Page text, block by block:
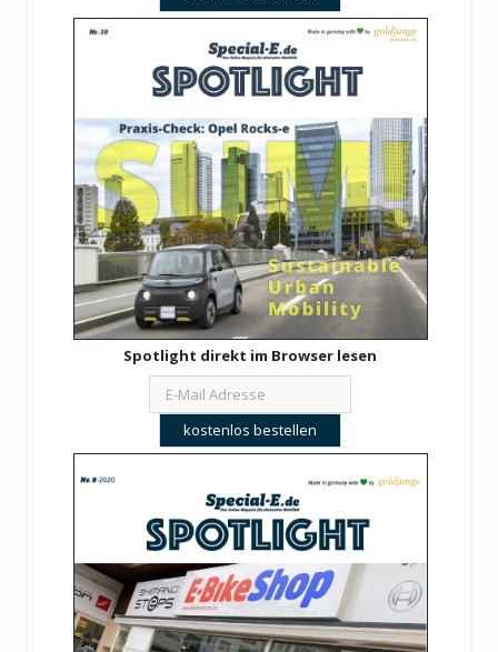
Spotlight direkt im Browser lesen